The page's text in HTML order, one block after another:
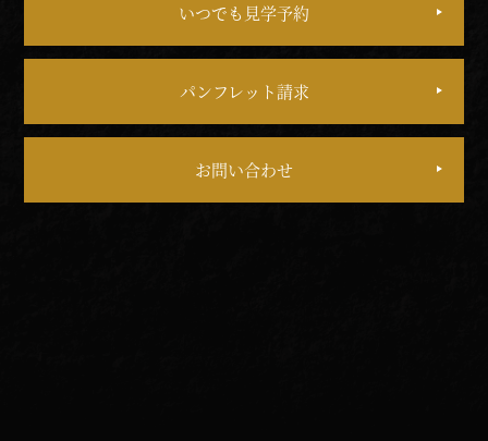
いつでも見学予約
パンフレット請求
お問い合わせ